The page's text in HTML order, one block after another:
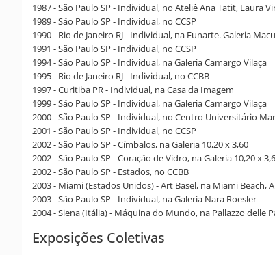
1987 - São Paulo SP - Individual, no Ateliê Ana Tatit, Laura
1989 - São Paulo SP - Individual, no CCSP
1990 - Rio de Janeiro RJ - Individual, na Funarte. Galeria
1991 - São Paulo SP - Individual, no CCSP
1994 - São Paulo SP - Individual, na Galeria Camargo Vilaça
1995 - Rio de Janeiro RJ - Individual, no CCBB
1997 - Curitiba PR - Individual, na Casa da Imagem
1999 - São Paulo SP - Individual, na Galeria Camargo Vilaça
2000 - São Paulo SP - Individual, no Centro Universitário
2001 - São Paulo SP - Individual, no CCSP
2002 - São Paulo SP - Címbalos, na Galeria 10,20 x 3,60
2002 - São Paulo SP - Coração de Vidro, na Galeria 10,20 x
2002 - São Paulo SP - Estados, no CCBB
2003 - Miami (Estados Unidos) - Art Basel, na Miami Beach,
2003 - São Paulo SP - Individual, na Galeria Nara Roesler
2004 - Siena (Itália) - Máquina do Mundo, na Pallazzo delle
Exposições Coletivas